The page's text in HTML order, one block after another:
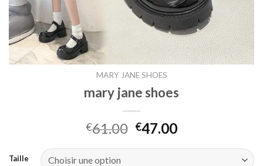
MARY JANE SHOES
mary jane shoes
€61.00 €47.00
Taille